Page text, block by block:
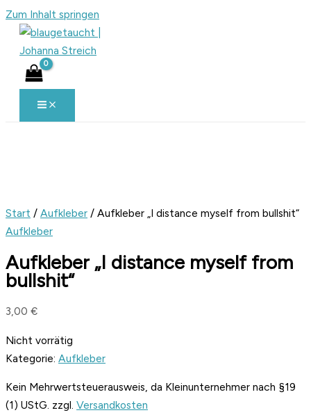
Zum Inhalt springen
Start / Aufkleber / Aufkleber „I distance myself from bullshit“
Aufkleber
Aufkleber „I distance myself from
bullshit“
3,00 €
Nicht vorrätig
Kategorie: Aufkleber
Kein Mehrwertsteuerausweis, da Kleinunternehmer nach §19
(1) UStG. zzgl. Versandkosten